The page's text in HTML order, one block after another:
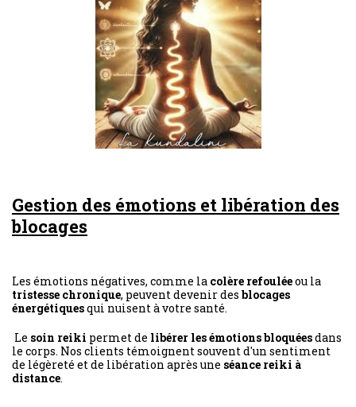
Gestion des émotions et libération des
blocages
Les émotions négatives, comme la colère refouléeou la
tristesse chronique, peuvent devenir des blocages
énergétiquesqui nuisent à votre santé.
Le soin reiki permet de libérer les émotions bloquéesdans
le corps. Nos clients témoignent souvent d'un sentiment
de légèreté et de libération après une séance reiki à
distance.